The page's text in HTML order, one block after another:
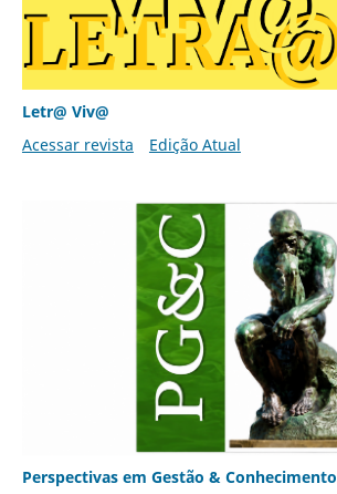
Letr@ Viv@
Acessar revista
Edição Atual
Perspectivas em Gestão & Conhecimento